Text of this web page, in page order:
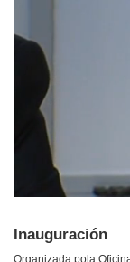
Inauguración
Organizada pola